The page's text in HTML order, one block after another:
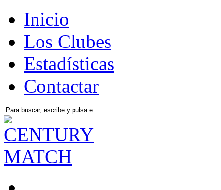
Inicio
Los Clubes
Estadísticas
Contactar